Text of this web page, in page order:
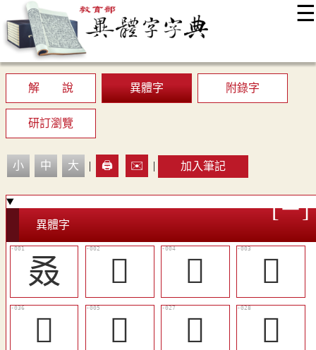
☰
最新消息
顯示模式
網站導覽
解 說
異體字 附錄字
研訂瀏覽
小 中 大 | 🖨️ ✉️ | 加入筆記
異體字
叒 𠭀 𠭚
𠭞
󴾑
𡧻 󴾉
󴾊